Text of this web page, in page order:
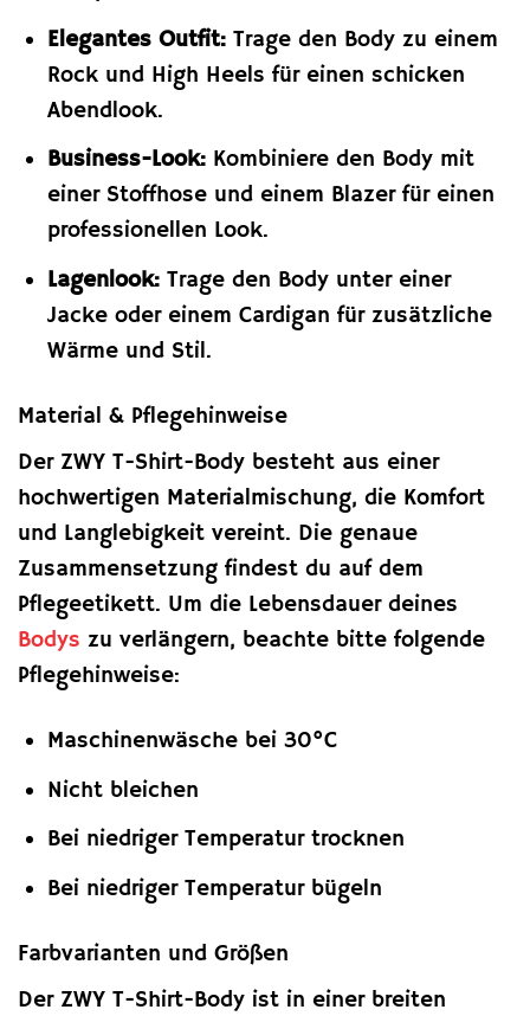
Elegantes Outfit:Trage den Body zu einem
Rock und High Heels für einen schicken
Abendlook.
Business-Look:Kombiniere den Body mit
einer Stoffhose und einem Blazer für einen
professionellen Look.
Lagenlook:Trage den Body unter einer
Jacke oder einem Cardigan für zusätzliche
Wärme und Stil.
Material & Pflegehinweise
Der ZWY T-Shirt-Body besteht aus einer
hochwertigen Materialmischung, die Komfort
und Langlebigkeit vereint. Die genaue
Zusammensetzung findest du auf dem
Pflegeetikett. Um die Lebensdauer deines
Bodys zu verlängern, beachte bitte folgende
Pflegehinweise:
Maschinenwäsche bei 30°C
Nicht bleichen
Bei niedriger Temperatur trocknen
Bei niedriger Temperatur bügeln
Farbvarianten und Größen
Der ZWY T-Shirt-Body ist in einer breiten